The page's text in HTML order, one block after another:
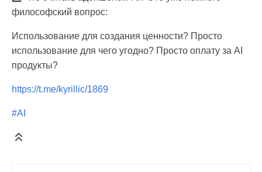
философский вопрос:
Использование для создания ценности? Просто
использование для чего угодно? Просто оплату за AI
продукты?
https://t.me/kyrillic/1869
#AI